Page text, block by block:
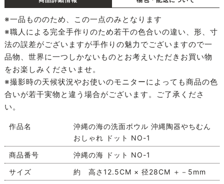
※一品もののため、この一点のみとなります
※職人による完全手作りのため若干の色合いの違い、形、寸
法の誤差がございますが手作りの魅力でございますので一
品物、世界に一つしかないものとお考えいただきお買い物
をお楽しみくださいませ。
※撮影時の天候状況やお使いのモニターによっても商品の色
合いが若干実物と違う場合がございます。ご了承くださ
い。
作品名
沖縄の海の洗面ボウル 沖縄陶器やちむん
おしゃれ ドット NO-1
商品番号
沖縄の海 ドット NO-1
サイズ
約 高さ12.5CM × 径28CM ＋－5mm